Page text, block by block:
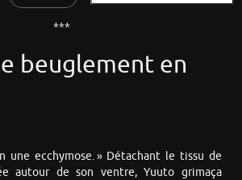
***
beuglement en
une ecchymose. » Détachant le tissu de
autour de son ventre, Yuuto grimaça